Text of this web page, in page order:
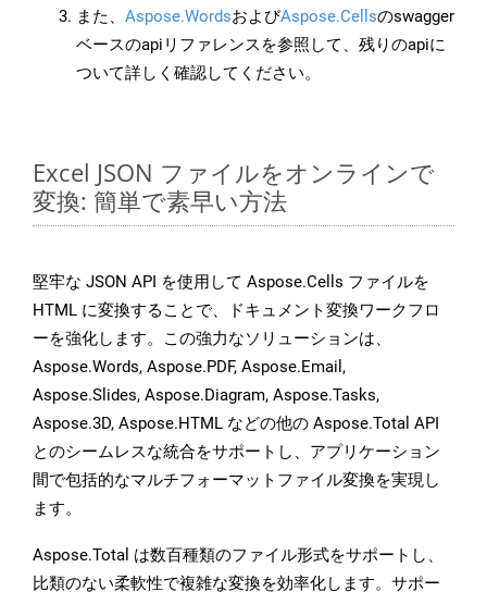
また、 Aspose.WordsおよびAspose.Cellsのswagger
ベースのapiリファレンスを参照して、残りのapiに
ついて詳しく確認してください。
Excel JSON ファイルをオンラインで
変換: 簡単で素早い方法
堅牢な JSON API を使用して Aspose.Cells ファイルを
HTML に変換することで、ドキュメント変換ワークフロ
ーを強化します。この強力なソリューションは、
Aspose.Words, Aspose.PDF, Aspose.Email,
Aspose.Slides, Aspose.Diagram, Aspose.Tasks,
Aspose.3D, Aspose.HTML などの他の Aspose.Total API
とのシームレスな統合をサポートし、アプリケーション
間で包括的なマルチフォーマットファイル変換を実現し
ます。
Aspose.Total は数百種類のファイル形式をサポートし、
比類のない柔軟性で複雑な変換を効率化します。サポー